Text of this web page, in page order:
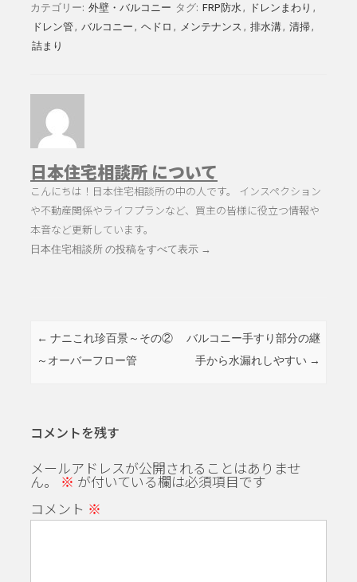
カテゴリー: 外壁・バルコニー タグ: FRP防水 ドレンまわり
ドレン管
バルコニー ヘドロ メンテナンス 排水溝 清掃
詰まり
日本住宅相談所 について
こんにちは！日本住宅相談所の中の人です。 インスペクション
や不動産関係やライフプランなど、買主の皆様に役立つ情報や
本音など更新しています。
日本住宅相談所 の投稿をすべて表示 →
投稿ナビゲーション
← ナニこれ珍百景～その②
～オーバーフロー管
バルコニー手すり部分の継
手から水漏れしやすい →
コメントを残す
メールアドレスが公開されることはありませ
ん。 ※が付いている欄は必須項目です
コメント ※